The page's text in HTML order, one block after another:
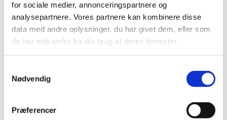
for sociale medier, annonceringspartnere og
analysepartnere. Vores partnere kan kombinere disse
data med andre oplysninger, du har givet dem, eller som
de har indsamlet fra din brug af deres tjenester.
Nødvendig
Præferencer
20x29cm
Standard salgspris DKK
DKK 29,95
På lager